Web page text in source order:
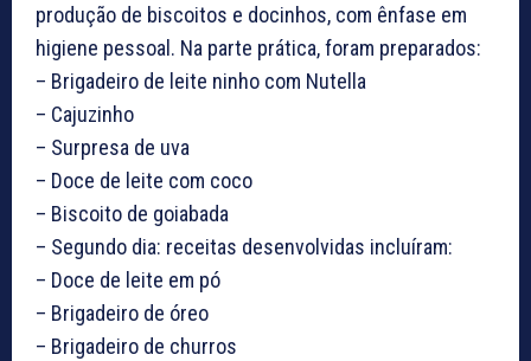
produção de biscoitos e docinhos, com ênfase em
higiene pessoal. Na parte prática, foram preparados:
– Brigadeiro de leite ninho com Nutella
– Cajuzinho
– Surpresa de uva
– Doce de leite com coco
– Biscoito de goiabada
– Segundo dia: receitas desenvolvidas incluíram:
– Doce de leite em pó
– Brigadeiro de óreo
– Brigadeiro de churros